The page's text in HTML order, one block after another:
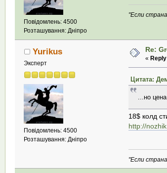
Повідомлень: 4500
Розташування: Дніпро
"Если
Yurikus
Эксперт
Повідомлень: 4500
Розташування: Дніпро
Re:
«
Цитата:
...но
18$ колд
http://
"Если